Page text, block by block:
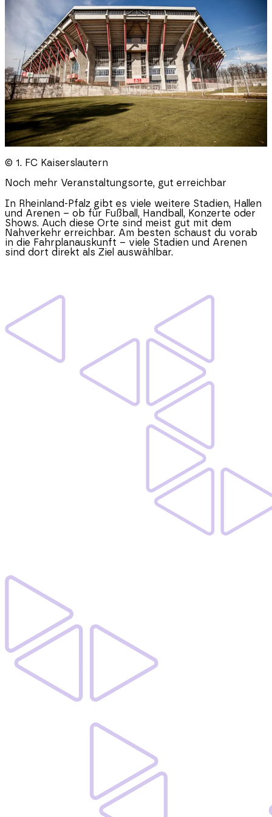
© 1. FC Kaiserslautern
Noch mehr Veranstaltungsorte, gut erreichbar
In Rheinland-Pfalz gibt es viele weitere Stadien, Hallen
und Arenen – ob für Fußball, Handball, Konzerte oder
Shows. Auch diese Orte sind meist gut mit dem
Nahverkehr erreichbar. Am besten schaust du vorab
in die Fahrplanauskunft – viele Stadien und Arenen
sind dort direkt als Ziel auswählbar.